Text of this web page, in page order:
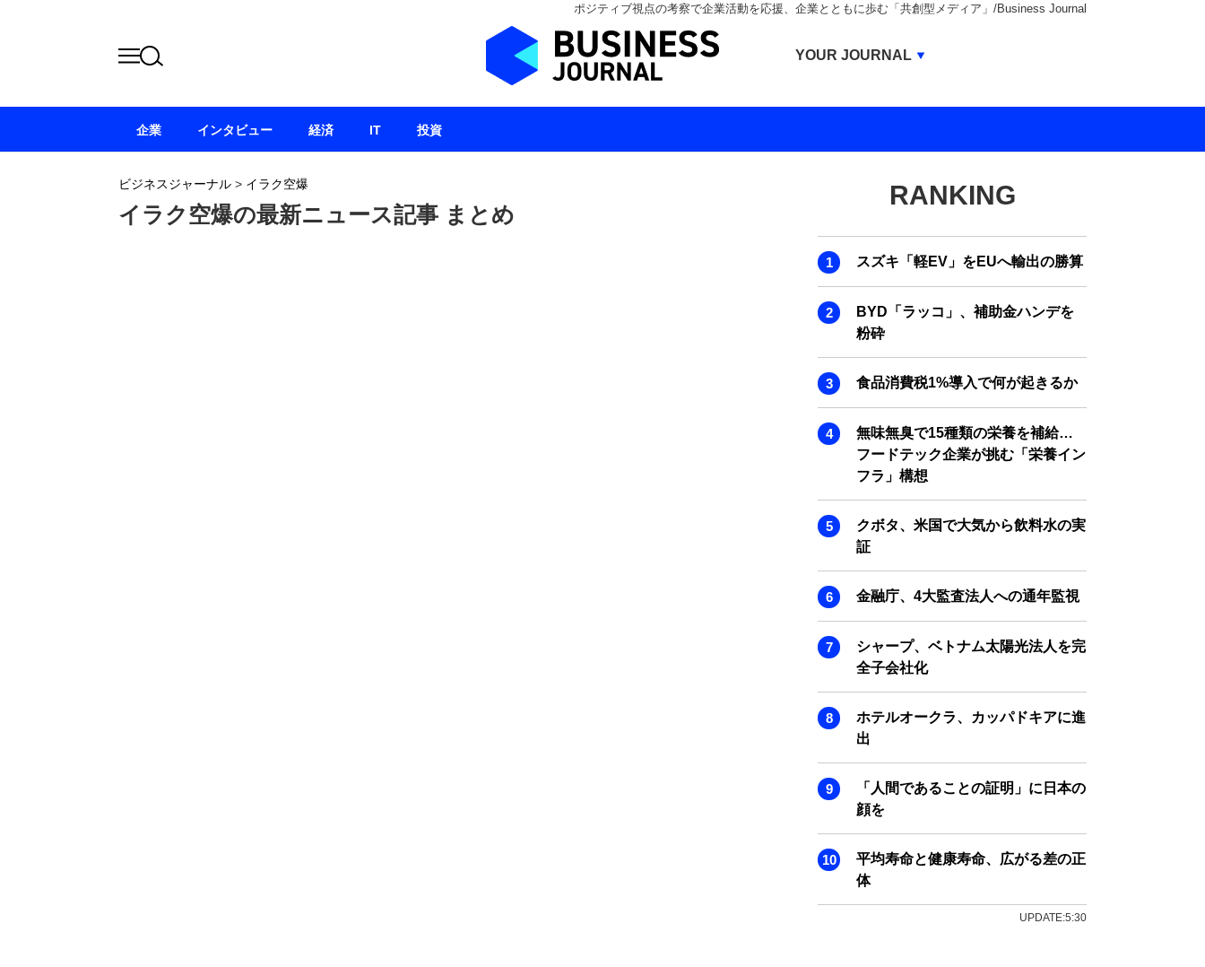
ポジティブ視点の考察で企業活動を応援、企業とともに歩む「共創型メディア」/Business Journal
ビジネスジャーナル > イラク空爆
イラク空爆の最新ニュース記事 まとめ
RANKING
スズキ「軽EV」をEUへ輸出の勝算
BYD「ラッコ」、補助金ハンデを
粉砕
食品消費税1%導入で何が起きるか
無味無臭で15種類の栄養を補給…
フードテック企業が挑む「栄養イン
フラ」構想
クボタ、米国で大気から飲料水の実
証
金融庁、4大監査法人への通年監視
シャープ、ベトナム太陽光法人を完
全子会社化
ホテルオークラ、カッパドキアに進
出
「人間であることの証明」に日本の
顔を
平均寿命と健康寿命、広がる差の正
体
UPDATE:5:30
企業 インタビュー 経済 IT 投資
YOUR JOURNAL
BUSINESS JOURNAL
IVS JOURNAL
ENERGY MANAGEMENT JOURNAL
INBOUND JOURNAL
LIFE ENDING JOURNAL
AI JOURNAL
REAL ESTATE BROKERAGE JOURNAL
SMART MARKETING JOURNAL
BPaaS JOURNAL
ADOPTABLE DOG JOURNAL